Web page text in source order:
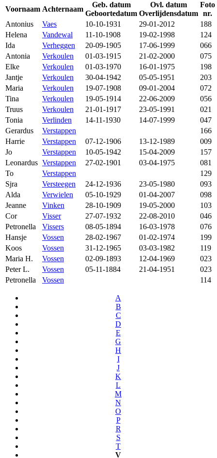
Voornaam Achternaam
Geb. datum
Geboortedatum
Ovl. datum
Overlijdensdatum
Foto
nr.
Antonius
Vaes 10-10-1931 29-01-2012
188
Helena
Vandewal 11-10-1908 19-02-1998
124
Ida
Verheggen 20-09-1905 17-06-1999
066
Antonia
Verkoulen 01-03-1915 21-02-2000
075
Elke
Verkoulen 01-03-1970 16-01-1975
198
Jantje
Verkoulen 30-04-1942 05-05-1951
203
Maria
Verkoulen 19-07-1908 09-01-2004
072
Tina
Verkoulen 19-05-1914 22-06-2009
056
Truus
Verkoulen 21-01-1917 23-05-1991
021
Tonia
Verlinden 14-11-1930 14-07-1999
047
Gerardus
Verstappen
166
Harrie
Verstappen 07-12-1906 13-12-1989
009
Jo
Verstappen 10-05-1942 15-04-2009
157
Leonardus Verstappen 27-02-1901 03-04-1975
081
To
Verstappen
129
Sjra
Versteegen 24-12-1936 23-05-1980
093
Alda
Verwielen 05-10-1929 01-04-2007
098
Jeanne
Vinken 28-10-1909 19-05-2000
103
Cor
Visser 27-07-1932 22-08-2010
046
Petronella
Vissers 08-05-1894 16-03-1978
076
Hansje
Vossen 28-02-1967 01-02-1974
199
Koos
Vossen 31-12-1965 03-03-1982
119
Maria H.
Vossen 02-09-1893 12-04-1969
023
Peter L.
Vossen 05-11-1884 21-04-1951
023
Petronella
Vossen 114
A
B
C
D
E
G
H
I
J
K
L
M
N
O
P
R
S
T
V